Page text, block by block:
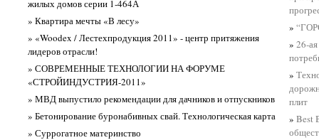
жилых домов серии 1-464А
» Квартира мечты «В лесу»
» «Woodex / Лестехпродукция 2011» - центр притяжения
лидеров отрасли!
» СОВРЕМЕННЫЕ ТЕХНОЛОГИИ НА ФОРУМЕ
«СТРОЙИНДУСТРИЯ-2011»
» МВД выпустило рекомендации для дачников и отпускников
» Бетонирование буронабивных свай. Технологическая карта
» Суррогатное материнство
»
» 26-
»
плит
» Best